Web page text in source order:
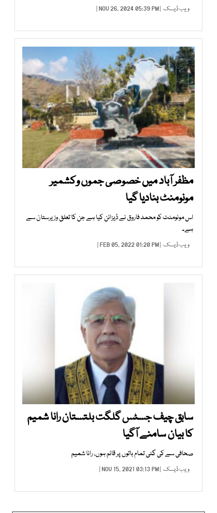
ویب ڈیسک | NOV 26, 2024 05:39 PM |
مظفر آباد میں خصوصی جموں وکشمیر
مونومنٹ بنادیا گیا
اس مونومنٹ کو محمد فاروق نے ڈیزائن کیا ہے جن کا تعلق وزیرستان سے
ہے۔
ویب ڈیسک | FEB 05, 2022 01:20 PM |
سابق چیف جسٹس گلگت بلتستان رانا شمیم
کا بیان سامنے آگیا
صحافی سے کی گئی تمام باتوں پر قائم ہوں، رانا شمیم
ویب ڈیسک | NOV 15, 2021 03:13 PM |